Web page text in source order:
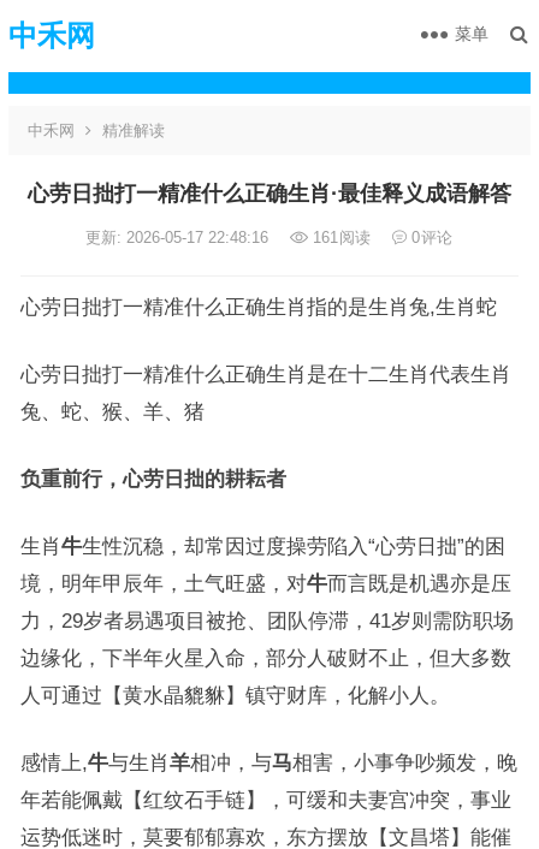
中禾网 菜单
中禾网 精准解读
心劳日拙打一精准什么正确生肖·最佳释义成语解答
更新: 2026-05-17 22:48:16 161阅读 0评论
心劳日拙打一精准什么正确生肖指的是生肖兔,生肖蛇
心劳日拙打一精准什么正确生肖是在十二生肖代表生肖
兔、蛇、猴、羊、猪
负重前行，心劳日拙的耕耘者
生肖牛生性沉稳，却常因过度操劳陷入“心劳日拙”的困
境，明年甲辰年，土气旺盛，对牛而言既是机遇亦是压
力，29岁者易遇项目被抢、团队停滞，41岁则需防职场
边缘化，下半年火星入命，部分人破财不止，但大多数
人可通过【黄水晶貔貅】镇守财库，化解小人。
感情上,牛与生肖羊相冲，与马相害，小事争吵频发，晚
年若能佩戴【红纹石手链】，可缓和夫妻宫冲突，事业
运势低迷时，莫要郁郁寡欢，东方摆放【文昌塔】能催